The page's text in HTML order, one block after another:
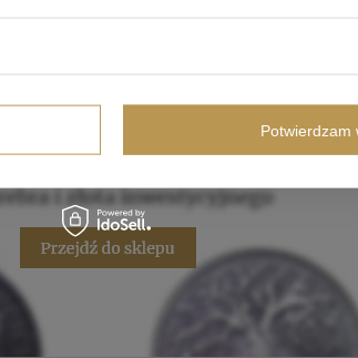
Potwierdzam